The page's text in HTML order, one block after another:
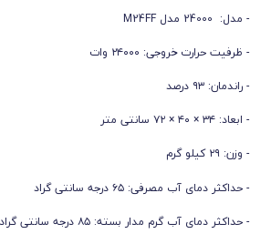
- مدل: 24000 مدل M24FF
- ظرفیت حرارت خروجی: ۲۴۰۰۰ وات
- راندمان: ۹۳ درصد
- ابعاد: ۳۴ × ۴۰ × ۷۲ سانتی متر
- وزن: ۲۹ کیلو گرم
- حداکثر دمای آب مصرفی: ۶۵ درجه سانتی گراد
- حداکثر دمای آب گرم مدار بسته: ۸۵ درجه سانتی گراد